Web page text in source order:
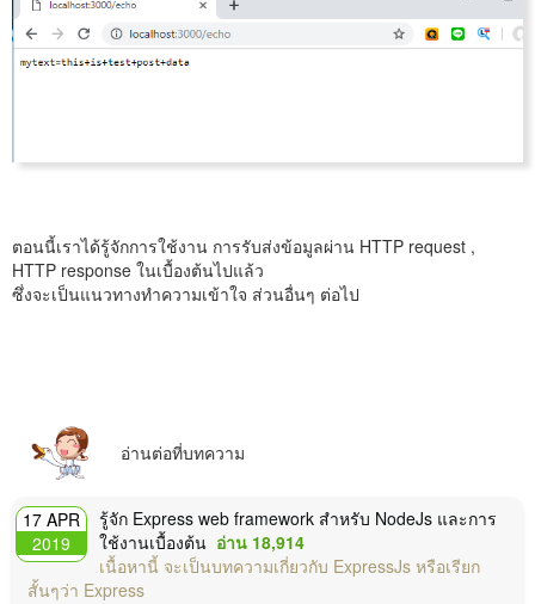
ตอนนี้เราได้รู้จักการใช้งาน การรับส่งข้อมูลผ่าน HTTP request ,
HTTP response ในเบื้องต้นไปแล้ว
ซึ่งจะเป็นแนวทางทำความเข้าใจ ส่วนอื่นๆ ต่อไป
อ่านต่อที่บทความ
17 APR
2019
รู้จัก Express web framework สำหรับ NodeJs และการ
ใช้งานเบื้องต้น อ่าน 18,914
เนื้อหานี้ จะเป็นบทความเกี่ยวกับ ExpressJs หรือเรียก
สั้นๆว่า Express